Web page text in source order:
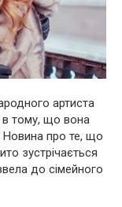
артиста
в тому, що вона
Новина про те, що
зустрічається
до сімейного